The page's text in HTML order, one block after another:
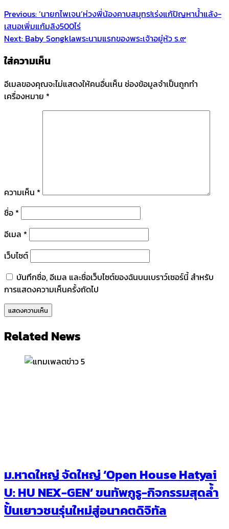
Previous:‘นายกไพเจน’ห่วงพี่น้องคาบสมุทร!เร่งแก้ปัญหาน้ำแล้ง-
เสนอเพิ่มแก้มลิง500ไร่
Next: Baby Songklaพระนามแรกของพระเจ้าอยู่หัว ร.๙
ใส่ความเห็น
อีเมลของคุณจะไม่แสดงให้คนอื่นเห็น ช่องข้อมูลจำเป็นถูกทำ
เครื่องหมาย *
ความเห็น *
ชื่อ *
อีเมล *
เว็บไซต์
บันทึกชื่อ, อีเมล และชื่อเว็บไซต์ของฉันบนเบราว์เซอร์นี้ สำหรับ
การแสดงความเห็นครั้งถัดไป
Related News
ม.หาดใหญ่ จัดใหญ่ ‘Open House Hatyai
U: HU NEX-GEN’ ขนทัพกูรู-กิจกรรมสุดล้ำ
ปั้นเยาวชนรุ่นใหม่สู่อนาคตดิจิทัล